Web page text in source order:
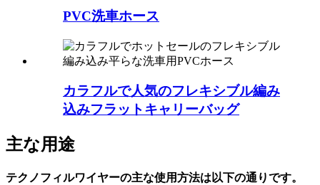
PVC洗車ホース
カラフルで人気のフレキシブル編み
込みフラットキャリーバッグ
主な用途
テクノフィルワイヤーの主な使用方法は以下の通りです。